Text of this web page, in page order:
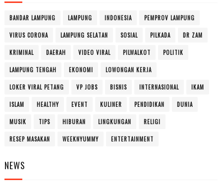
BANDAR LAMPUNG LAMPUNG INDONESIA PEMPROV LAMPUNG
VIRUS CORONA LAMPUNG SELATAN SOSIAL PILKADA DR ZAM
KRIMINAL DAERAH VIDEO VIRAL PILWALKOT POLITIK
LAMPUNG TENGAH EKONOMI LOWONGAN KERJA
LOKER VIRAL PETANG VP JOBS BISNIS INTERNASIONAL IKAM
ISLAM HEALTHY EVENT KULINER PENDIDIKAN DUNIA
MUSIK TIPS HIBURAN LINGKUNGAN RELIGI
RESEP MASAKAN WEEKNYUMMY ENTERTAINMENT
NEWS